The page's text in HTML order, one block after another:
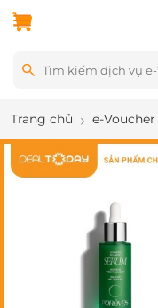
Trang chủ e-Voucher